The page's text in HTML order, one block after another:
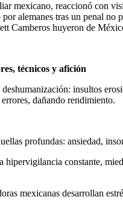
mexicano, reaccionó con
alemanes tras un penal
Camberos huyeron de
técnicos y afición
deshumanización: insultos
dañando rendimiento.
profundas: ansiedad,
hipervigilancia constante,
mexicanas desarrollan